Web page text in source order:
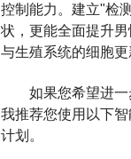
控制能力。建立"检
状，更能全面提升
与生殖系统的细胞
如果您希望进
我推荐您使用以下
计划。